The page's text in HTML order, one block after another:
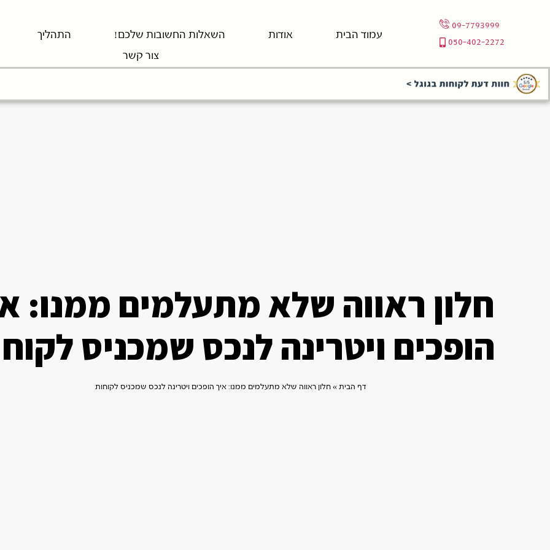
09-7793999
050-402-2272
עמוד הבית אודות השאלות החשובות שלכם!
התהליך
צור קשר
חלון ראווה שלא מתעלמים ממנו:
הופכים ויטרינה לנכס שמכניס
דף הבית » חלון ראווה שלא מתעלמים ממנו: איך הופכים ויטרינה לנכס שמכניס לקוחות